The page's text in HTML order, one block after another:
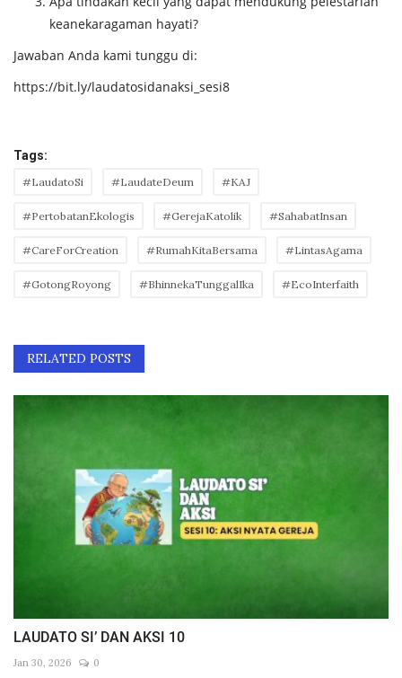
keanekaragaman hayati?
Jawaban Anda kami tunggu di:
https://bit.ly/laudatosidanaksi_sesi8
Tags:
#LaudatoSi #LaudateDeum #KAJ
#PertobatanEkologis #GerejaKatolik #SahabatInsan
#CareForCreation #RumahKitaBersama #LintasAgama
#GotongRoyong #BhinnekaTunggalIka #EcoInterfaith
RELATED POSTS
LAUDATO SI’ DAN AKSI 10
Jan 30, 2026 0